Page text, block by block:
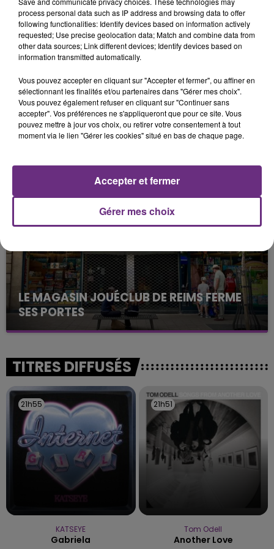
FIL D'ACTUS
LA CENTRALE NUCLÉAIRE DE CHOOZ
Cela fait déjà une semaine que la centrale
nucléaire ardennaise est à l'arrêt. Une situation
LE MAGASIN JOUÉCLUB DE REIMS FERME
SES PORTES
C'était l'une des institutions du centre-ville
fermer ses portes.
TITRES DIFFUSÉS
21h55
21h55
KATSEYE
Gabriela
21h51
21h51
Tom Odell
Another Love
process personal data such as IP address and browsing data to offer
following functionalities: Identify devices based on information actively
requested; Use precise geolocation data; Match and combine data from
other data sources; Link different devices; Identify devices based on
information transmitted automatically.
Vous pouvez accepter en cliquant sur "Accepter et fermer", ou affiner en
sélectionnant les finalités et/ou partenaires dans "Gérer mes choix".
Vous pouvez également refuser en cliquant sur "Continuer sans
accepter". Vos préférences ne s'appliqueront que pour ce site. Vous
pouvez mettre à jour vos choix, ou retirer votre consentement à tout
moment via le lien "Gérer les cookies" situé en bas de chaque page.
Gérer mes choix
Accepter et fermer